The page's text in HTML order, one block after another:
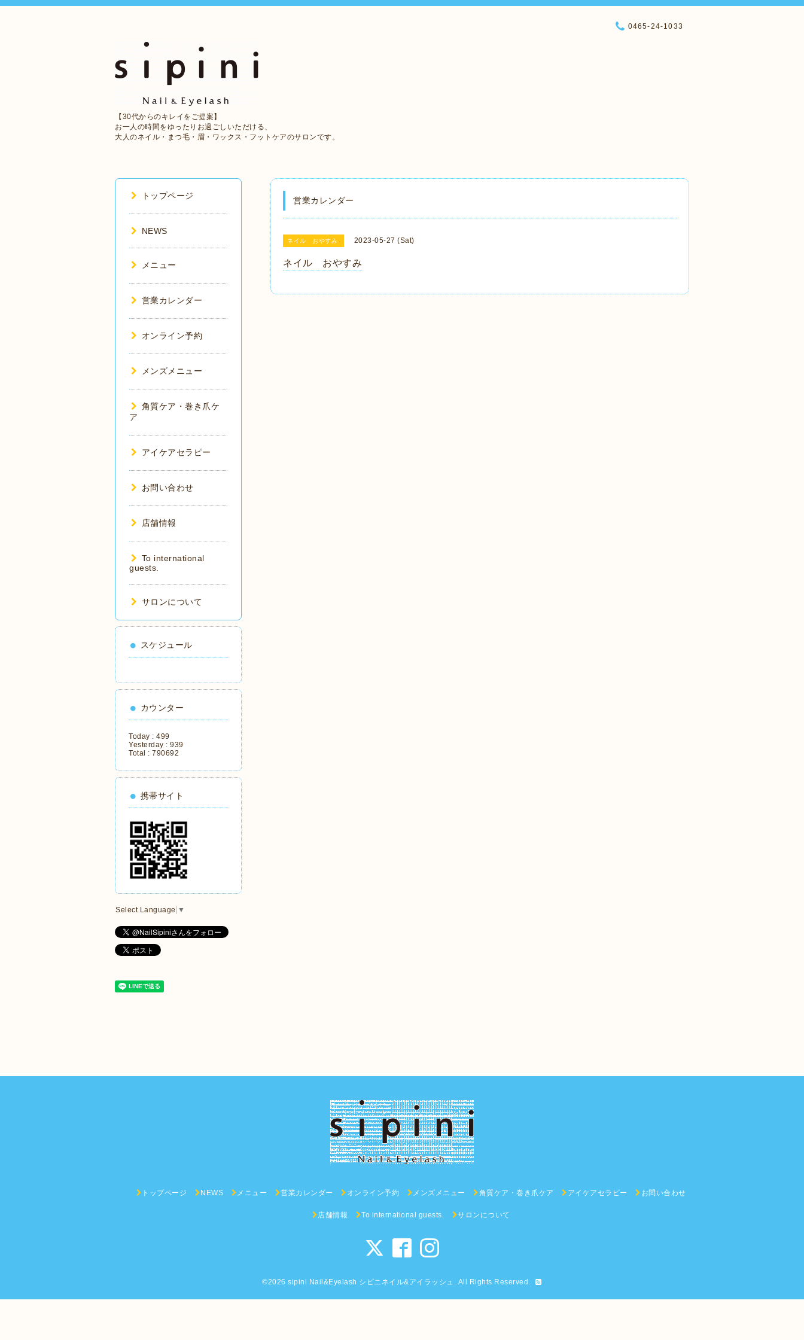
【30代からのキレイをご提案】
お一人の時間をゆったりお過ごしいただける、
大人のネイル・まつ毛・眉・ワックス・フットケアのサロンです。
0465-24-1033
営業カレンダー
ネイル おやすみ 2023-05-27 (Sat)
ネイル おやすみ
トップページ
NEWS
メニュー
営業カレンダー
オンライン予約
メンズメニュー
角質ケア・巻き爪ケ
ア
アイケアセラピー
お問い合わせ
店舗情報
To international
guests.
サロンについて
スケジュール
カウンター
Today : 499
Yesterday : 939
Total : 790692
携帯サイト
Select Language ▼
トップページ NEWS メニュー 営業カレンダー オンライン予約 メンズメニュー 角質ケア・巻き爪ケア アイケアセラピー お問い合わせ
店舗情報 To international guests. サロンについて
©2026sipini Nail&Eyelash シピニネイル&アイラッシュ . All Rights Reserved.